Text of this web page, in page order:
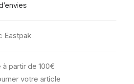
Eastpak
partir de 100€
votre article